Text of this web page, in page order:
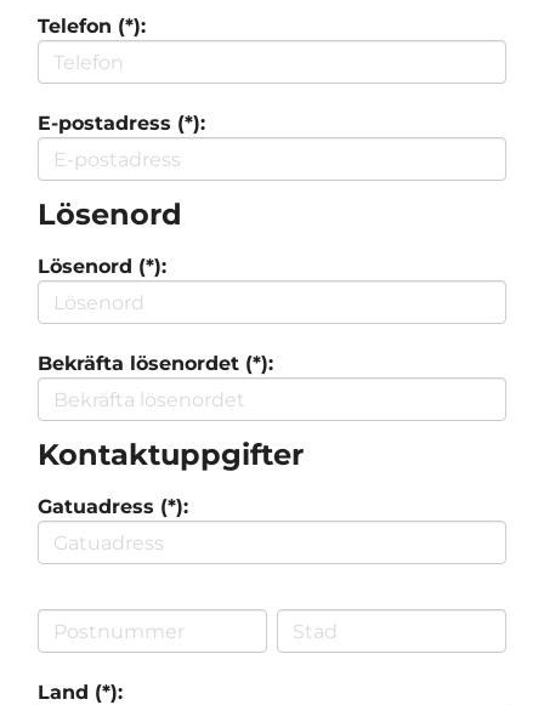
Telefon (*):
E-postadress (*):
Lösenord
Lösenord (*):
Bekräfta lösenordet (*):
Kontaktuppgifter
Gatuadress (*):
Land (*):